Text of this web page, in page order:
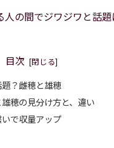
の間でジワジワと話題
目次
？雌穂と雄穂
穂の見分け方と、違い
で収量アップ